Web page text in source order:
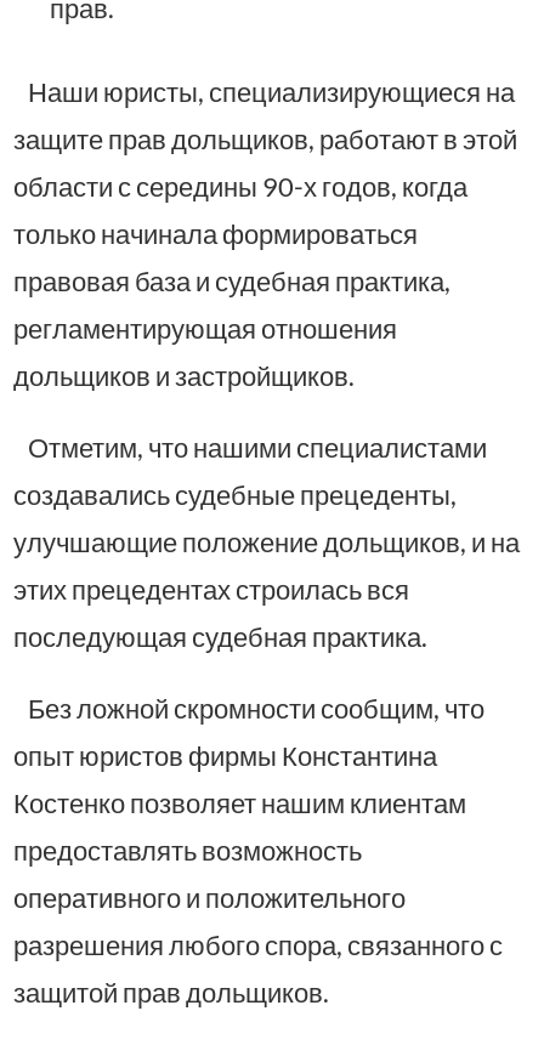
прав.
Наши юристы, специализирующиеся на
защите прав дольщиков, работают в этой
области с середины 90-х годов, когда
только начинала формироваться
правовая база и судебная практика,
регламентирующая отношения
дольщиков и застройщиков.
Отметим, что нашими специалистами
создавались судебные прецеденты,
улучшающие положение дольщиков, и на
этих прецедентах строилась вся
последующая судебная практика.
Без ложной скромности сообщим, что
опыт юристов фирмы Константина
Костенко позволяет нашим клиентам
предоставлять возможность
оперативного и положительного
разрешения любого спора, связанного с
защитой прав дольщиков.